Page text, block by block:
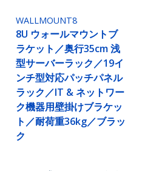
WALLMOUNT8
8U ウォールマウントブ
ラケット／奥行35cm 浅
型サーバーラック／19イ
ンチ型対応パッチパネル
ラック／IT & ネットワー
ク機器用壁掛けブラケッ
ト／耐荷重36kg／ブラッ
ク